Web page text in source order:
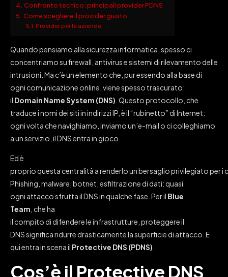
Confronto tecnico: principali provider PDNS
Come scegliere il provider giusto
Provider per le aziende
Quando pensiamo alla sicurezza informatica, spesso ci
concentriamo su firewall, antivirus e sistemi di rilevamento delle
intrusioni. Ma c’è un elemento che, pur essendo alla base di
ogni comunicazione online, viene spesso trascurato:
il Domain Name System (DNS) . Questo protocollo, che
traduce i nomi dei siti in indirizzi IP, è il “rubinetto” di Internet:
ogni volta che navighiamo, inviamo un’e-mail o ci colleghiamo
a un servizio, il DNS entra in gioco.
Ed è
proprio questa centralità a renderlo un bersaglio privilegiato per i
Phishing, malware, botnet, esfiltrazione di dati: quasi
ogni attacco sfrutta il DNS in qualche fase. Per il Blue
Team , che ha
il compito di difendere le infrastrutture, proteggere il
DNS significa ridurre drasticamente la superficie di attacco. E
qui entra in scena il Protective DNS (PDNS)
Cos’è il Protective DNS